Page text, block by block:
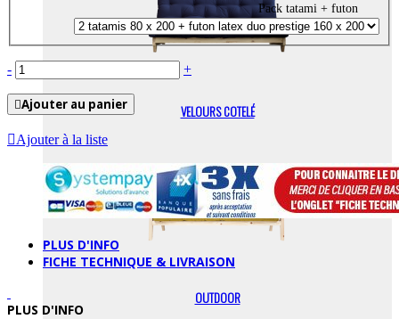
VELOURS COTELÉ
OUTDOOR
Pack tatami + futon
- +
Ajouter au panier
Ajouter à la liste
PLUS D'INFO
FICHE TECHNIQUE & LIVRAISON
PLUS D'INFO